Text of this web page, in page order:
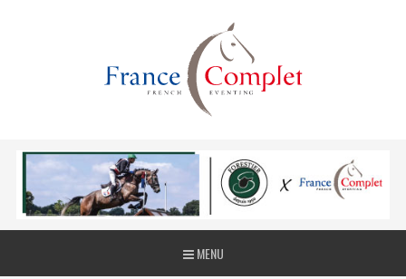
MENU
La journée du complet & le derby cross
indoor reviennent le 23 Janvier 2027 !